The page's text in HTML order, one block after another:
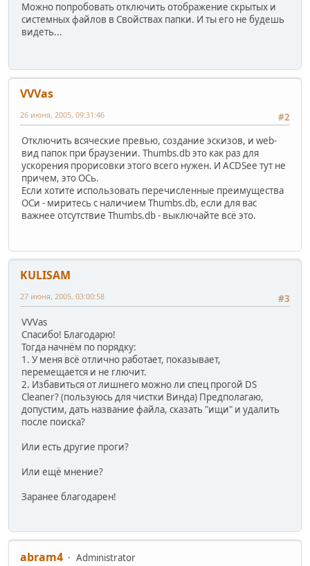
Можно попробовать отключить отображение скрытых и
системных файлов в Свойствах папки. И ты его не будешь
видеть...
VVVas
#2
26 июня, 2005, 09:31:46
Отключить всяческие превью, создание эскизов, и web-
вид папок при браузении. Thumbs.db это как раз для
ускорения прорисовки этого всего нужен. И ACDSee тут не
причем, это ОСь.
Если хотите использовать перечисленные преимущества
ОСи - миритесь с наличием Thumbs.db, если для вас
важнее отсутствие Thumbs.db - выключайте всё это.
KULISAM
#3
27 июня, 2005, 03:00:58
VVVas
Спасибо! Благодарю!
Тогда начнём по порядку:
1. У меня всё отлично работает, показывает,
перемещается и не глючит.
2. Избавиться от лишнего можно ли спец прогой DS
Cleaner? (пользуюсь для чистки Винда) Предполагаю,
допустим, дать название файла, сказать "ищи" и удалить
после поиска?
Или есть другие проги?
Или ещё мнение?
Заранее благодарен!
abram4
Administrator